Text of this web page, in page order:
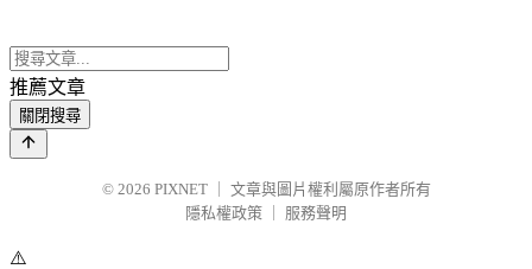
推薦文章
關閉搜尋
© 2026 PIXNET
文章與圖片權利屬原作者所有
隱私權政策
服務聲明
⚠️